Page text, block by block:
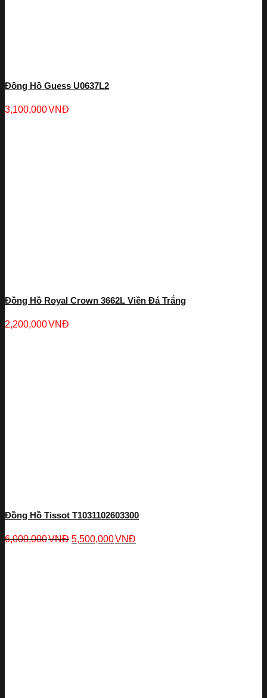
Đồng Hồ Guess U0637L2
3,100,000VNĐ
Đồng Hồ Royal Crown 3662L Viền Đá Trắng
2,200,000VNĐ
Đồng Hồ Tissot T1031102603300
6,000,000VNĐ 5,500,000VNĐ